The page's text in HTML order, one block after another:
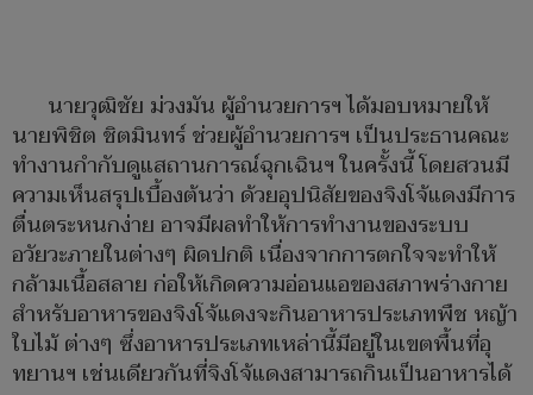
นายวุฒิชัย ม่วงมัน ผู้อำนวยการฯ ได้มอบหมายให้
นายพิชิต ชิตมินทร์ ช่วยผู้อำนวยการฯ เป็นประธานคณะ
ทำงานกำกับดูแสถานการณ์ฉุกเฉินฯ ในครั้งนี้ โดยสวนมี
ความเห็นสรุปเบื้องต้นว่า ด้วยอุปนิสัยของจิงโจ้แดงมีการ
ตื่นตระหนกง่าย อาจมีผลทำให้การทำงานของระบบ
อวัยวะภายในต่างๆ ผิดปกติ เนื่องจากการตกใจจะทำให้
กล้ามเนื้อสลาย ก่อให้เกิดความอ่อนแอของสภาพร่างกาย
สำหรับอาหารของจิงโจ้แดงจะกินอาหารประเภทพืช หญ้า
ใบไม้ ต่างๆ ซึ่งอาหารประเภทเหล่านี้มีอยู่ในเขตพื้นที่อุ
ทยานฯ เช่นเดียวกันที่จิงโจ้แดงสามารถกินเป็นอาหารได้